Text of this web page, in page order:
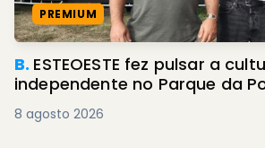
PREMIUM
B. ESTEOESTE fez pulsar a
independente no Parque da
8 agosto 2026